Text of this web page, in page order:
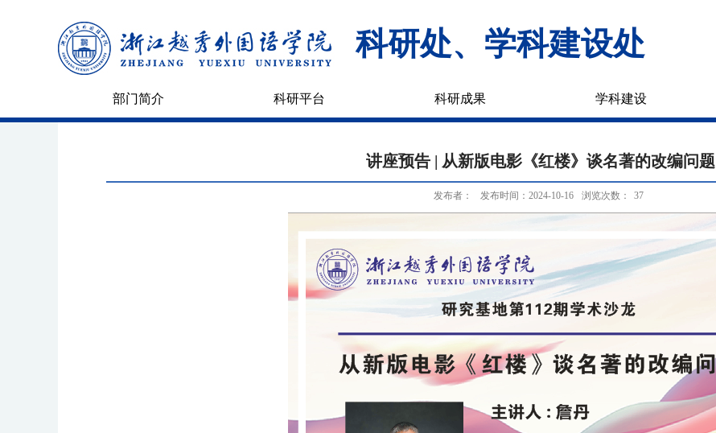
科研处、学科建设处
部门简介 科研平台 科研成果 学科建设
讲座预告 | 从新版电影《红楼》谈名著的改编问题
发布者： 发布时间：2024-10-16 浏览次数： 37